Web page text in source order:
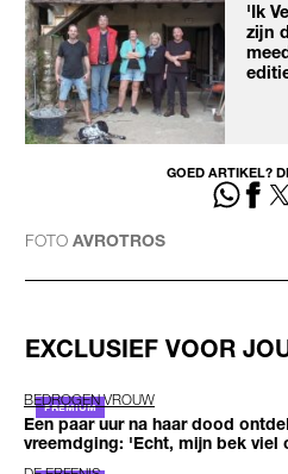
'Ik
zijn
GOED ARTIKEL?
FOTO AVROTROS
EXCLUSIEF VOOR
BEDROGEN VROUW
Een paar uur na haar dood
vreemdging: 'Echt, mijn bek viel